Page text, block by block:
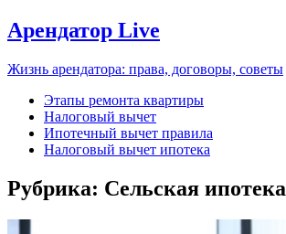
Арендатор Live
Жизнь арендатора: права, договоры, советы
Этапы ремонта квартиры
Налоговый вычет
Ипотечный вычет правила
Налоговый вычет ипотека
Рубрика: Сельская ипотека